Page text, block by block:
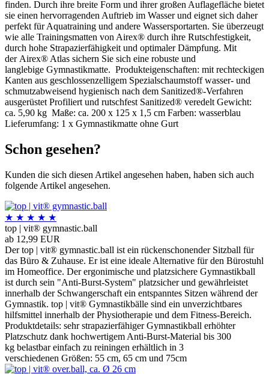
finden. Durch ihre breite Form und ihrer großen Auflagefläche bietet
sie einen hervorragenden Auftrieb im Wasser und eignet sich daher
perfekt für Aquatraining und andere Wassersportarten. Sie überzeugt
wie alle Trainingsmatten von Airex® durch ihre Rutschfestigkeit,
durch hohe Strapazierfähigkeit und optimaler Dämpfung. Mit
der Airex® Atlas sichern Sie sich eine robuste und
langlebige Gymnastikmatte. Produkteigenschaften: mit rechteckigen
Kanten aus geschlossenzelligem Spezialschaumstoff wasser- und
schmutzabweisend hygienisch nach dem Sanitized®-Verfahren
ausgerüstet Profiliert und rutschfest Sanitized® veredelt Gewicht:
ca. 5,90 kg Maße: ca. 200 x 125 x 1,5 cm Farben: wasserblau
Lieferumfang: 1 x Gymnastikmatte ohne Gurt
Schon gesehen?
Kunden die sich diesen Artikel angesehen haben, haben sich auch
folgende Artikel angesehen.
★ ★ ★ ★ ★
top | vit® gymnastic.ball
ab 12,99 EUR
Der top | vit® gymnastic.ball ist ein rückenschonender Sitzball für
das Büro & Zuhause. Er ist eine ideale Alternative für den Bürostuhl
im Homeoffice. Der ergonimische und platzsichere Gymnastikball
ist durch sein "Anti-Burst-System" platzsicher und gewährleistet
innerhalb der Schwangerschaft ein entspanntes Sitzen während der
Gymnastik. top | vit® Gymnastikbälle sind ein unverzichtbares
hilfsmittel innerhalb der Physiotherapie und dem Fitness-Bereich.
Produktdetails: sehr strapazierfähiger Gymnastikball erhöhter
Platzschutz dank hochwertigem Anti-Burst-Material bis 300
kg belastbar einfach zu reiningen erhältlich in 3
verschiedenen Größen: 55 cm, 65 cm und 75cm